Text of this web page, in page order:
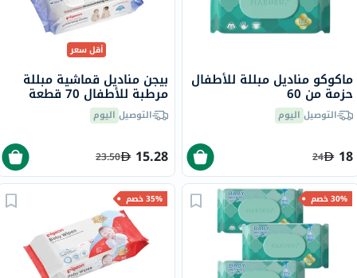
ماكوكو مناديل مبللة للأطفال
حزمة من 60
التوصيل اليوم
18
24
أقل سعر
بيجن مناديل قماشية مبللة
مرطبة للأطفال 70 قطعة
التوصيل اليوم
15.28
23.50
30% خصم 35% خصم